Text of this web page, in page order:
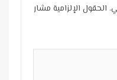
الحقول الإلزامية مشار